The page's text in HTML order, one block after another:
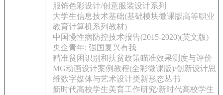
服饰色彩设计/创意服装设计系列
大学生信息技术基础(基础模块微课版高等职业
教育计算机系列教材)
中国慢性病防控技术报告(2015-2020)(英文版)
央企青年: 强国复兴有我
精准贫困识别和扶贫政策瞄准效果测度与评价
MG动画设计案例教程(全彩微课版)/创新设计思
维数字媒体与艺术设计类新形态丛书
新时代高校学生美育工作研究/新时代高校学生